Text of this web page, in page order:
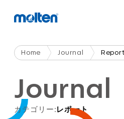
Home Journal
Journal
カテゴリー:レポート